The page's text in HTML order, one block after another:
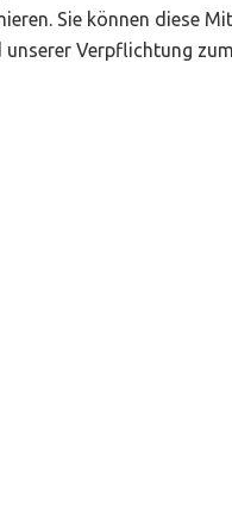
Sie können diese
Verpflichtung